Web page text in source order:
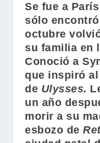
Se fue a
sólo
octubre
su familia en
Conoció a
que inspiró
de Ulysses.
un año
morir a su
esbozo de